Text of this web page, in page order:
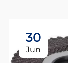
30
Jun